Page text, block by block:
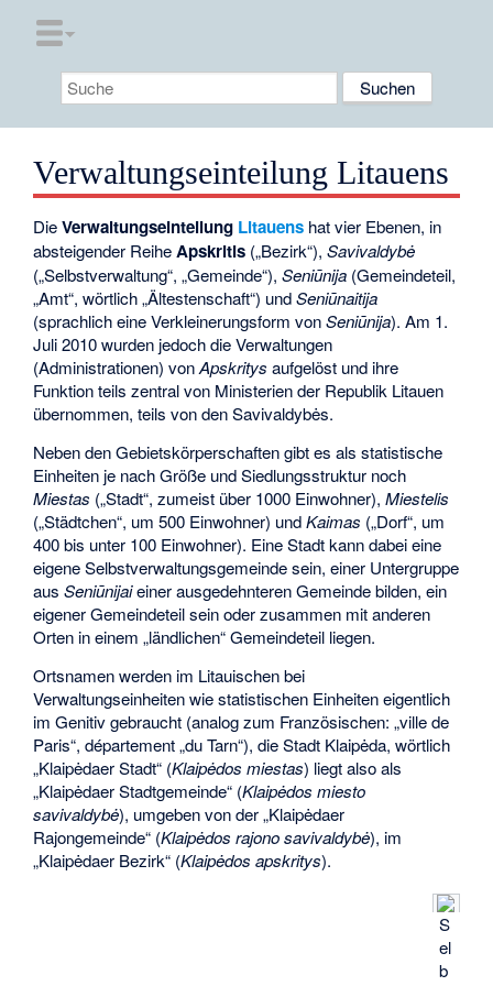
Verwaltungseinteilung Litauens
DieVerwaltungseinteilung Litauens hat vier Ebenen, in
absteigender ReiheApskritis („Bezirk“),Savivaldybė
(„Selbstverwaltung“, „Gemeinde“),Seniūnija (Gemeindeteil,
„Amt“, wörtlich „Ältestenschaft“) undSeniūnaitija
(sprachlich eine Verkleinerungsform vonSeniūnija). Am 1.
Juli 2010 wurden jedoch die Verwaltungen
(Administrationen) vonApskritys aufgelöst und ihre
Funktion teils zentral von Ministerien der Republik Litauen
übernommen, teils von den Savivaldybės.
Neben den Gebietskörperschaften gibt es als statistische
Einheiten je nach Größe und Siedlungsstruktur noch
Miestas („Stadt“, zumeist über 1000 Einwohner),Miestelis
(„Städtchen“, um 500 Einwohner) undKaimas („Dorf“, um
400 bis unter 100 Einwohner). Eine Stadt kann dabei eine
eigene Selbstverwaltungsgemeinde sein, einer Untergruppe
ausSeniūnijaieiner ausgedehnteren Gemeinde bilden, ein
eigener Gemeindeteil sein oder zusammen mit anderen
Orten in einem „ländlichen“ Gemeindeteil liegen.
Ortsnamen werden im Litauischen bei
Verwaltungseinheiten wie statistischen Einheiten eigentlich
im Genitiv gebraucht (analog zum Französischen: „ville de
Paris“, département „du Tarn“), die Stadt Klaipėda, wörtlich
„Klaipėdaer Stadt“ (Klaipėdos miestas) liegt also als
„Klaipėdaer Stadtgemeinde“ (Klaipėdos miesto
savivaldybė), umgeben von der „Klaipėdaer
Rajongemeinde“ (Klaipėdos rajono savivaldybė), im
„Klaipėdaer Bezirk“ (Klaipėdos apskritys).
S
el
b